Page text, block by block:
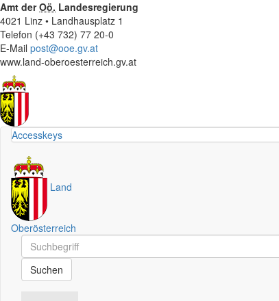
Amt derOö. Landesregierung
4021 Linz • Landhausplatz 1
Telefon (+43 732) 77 20-0
E-Mail post@ooe.gv.at
www.land-oberoesterreich.gv.at
Accesskeys
Land
Oberösterreich
Schnellsuche
Schnellsuche
Suchen